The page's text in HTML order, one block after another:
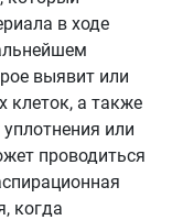
в ходе
выявит или
клеток, а также
или
проводиться
когда